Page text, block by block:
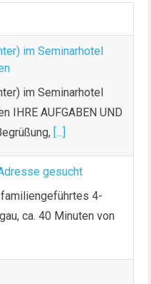
im Seminarhotel
IHRE AUFGABEN UND
[...]
4-
ca. 40 Minuten von
anders sind Wir